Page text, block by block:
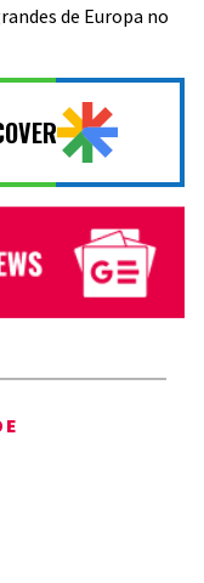
de Europa no